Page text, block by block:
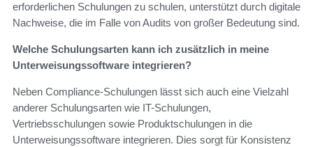
erforderlichen Schulungen zu schulen, unterstützt durch digitale
Nachweise, die im Falle von Audits von großer Bedeutung sind.
Welche Schulungsarten kann ich zusätzlich in meine
Unterweisungssoftware integrieren?
Neben Compliance-Schulungen lässt sich auch eine Vielzahl
anderer Schulungsarten wie IT-Schulungen,
Vertriebsschulungen sowie Produktschulungen in die
Unterweisungssoftware integrieren. Dies sorgt für Konsistenz